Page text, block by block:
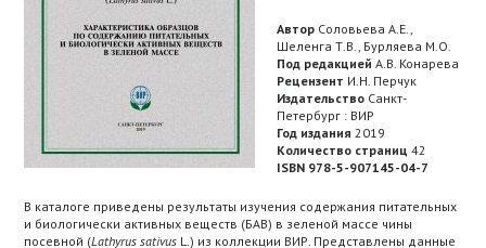
Автор Соловьева А.Е.,
Шеленга Т.В., Бурляева М.О.
Под редакцией А.В. Конарева
Рецензент И.Н. Перчук
Издательство Санкт-
Петербург : ВИР
Год издания 2019
Количество страниц 42
ISBN 978-5-907145-04-7
В каталоге приведены результаты изучения содержания питательных
и биологически активных веществ (БАВ) в зеленой массе чины
посевной (Lathyrus sativus L.) из коллекции ВИР. Представлены данные